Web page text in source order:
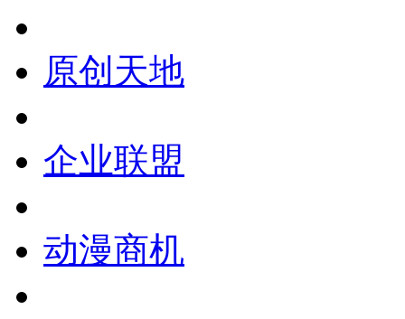
原创天地
企业联盟
动漫商机